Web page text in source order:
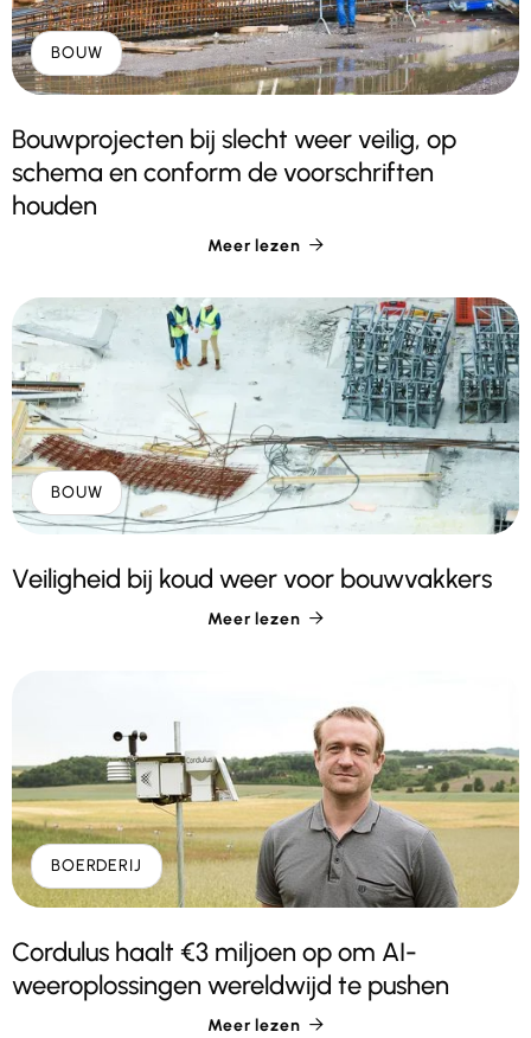
BOUW
Bouwprojecten bij slecht weer veilig, op
schema en conform de voorschriften
houden
Meer lezen 
BOUW
Veiligheid bij koud weer voor bouwvakkers
Meer lezen 
BOERDERIJ
Cordulus haalt €3 miljoen op om AI-
weeroplossingen wereldwijd te pushen
Meer lezen 